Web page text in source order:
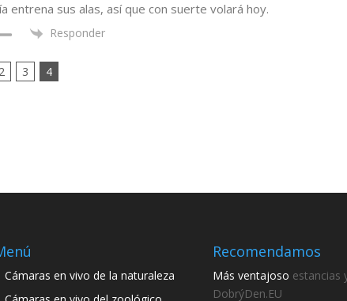
entrena sus alas, así que con suerte volará hoy.
Responder
2 3 4
Cámaras en vivo de la naturaleza
Recomendamos
Más ventajoso estancias
DobrýDen.EU